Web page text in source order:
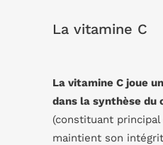
La vitamine C
La vitamine C joue
dans la synthèse du
(constituant principal
maintient son